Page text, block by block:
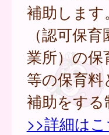
補助します
（認可保
業所）の
等の保育
補助をする
>>詳細は